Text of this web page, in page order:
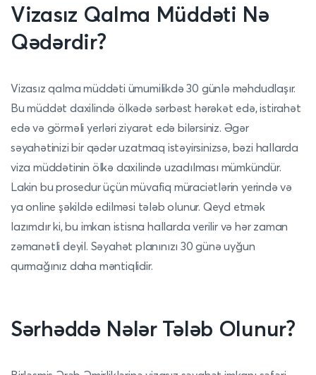
Vizasız Qalma Müddəti Nə
Qədərdir?
Vizasız qalma müddəti ümumilikdə 30 günlə məhdudlaşır.
Bu müddət daxilində ölkədə sərbəst hərəkət edə, istirahət
edə və görməli yerləri ziyarət edə bilərsiniz. Əgər
səyahətinizi bir qədər uzatmaq istəyirsinizsə, bəzi hallarda
viza müddətinin ölkə daxilində uzadılması mümkündür.
Lakin bu prosedur üçün müvafiq müraciətlərin yerində və
ya online şəkildə edilməsi tələb olunur. Qeyd etmək
lazımdır ki, bu imkan istisna hallarda verilir və hər zaman
zəmanətli deyil. Səyahət planınızı 30 günə uyğun
qurmağınız daha məntiqlidir.
Sərhəddə Nələr Tələb Olunur?